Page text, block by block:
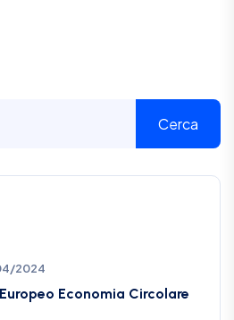
Cerca
2024
Economia Circolare